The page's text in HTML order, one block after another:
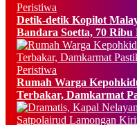
Peristiwa
Detik-detik Kopilot
Bandara Soetta, 70
Peristiwa
Rumah Warga
Terbakar, Damkarmat